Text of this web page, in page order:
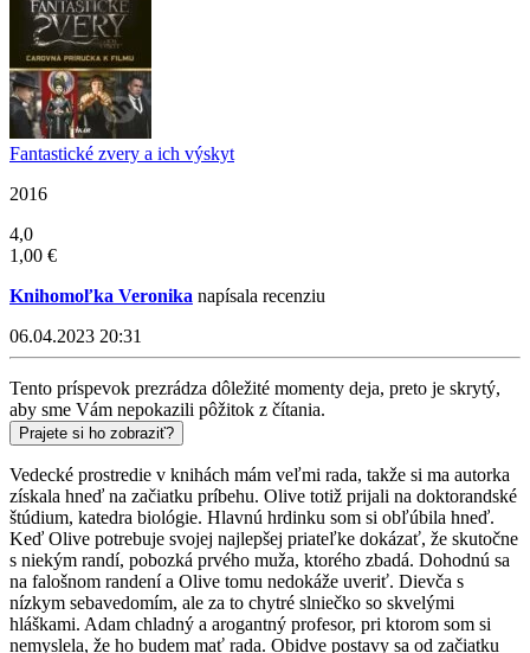
Fantastické zvery a ich výskyt
2016
4,0
1,00 €
Knihomoľka Veronika napísala recenziu
06.04.2023 20:31
Tento príspevok prezrádza dôležité momenty deja, preto je skrytý,
aby sme Vám nepokazili pôžitok z čítania.
Prajete si ho zobraziť?
Vedecké prostredie v knihách mám veľmi rada, takže si ma autorka
získala hneď na začiatku príbehu. Olive totiž prijali na doktorandské
štúdium, katedra biológie. Hlavnú hrdinku som si obľúbila hneď.
Keď Olive potrebuje svojej najlepšej priateľke dokázať, že skutočne
s niekým randí, pobozká prvého muža, ktorého zbadá. Dohodnú sa
na falošnom randení a Olive tomu nedokáže uveriť. Dievča s
nízkym sebavedomím, ale za to chytré slniečko so skvelými
hláškami. Adam chladný a arogantný profesor, pri ktorom som si
nemyslela, že ho budem mať rada. Obidve postavy sa od začiatku